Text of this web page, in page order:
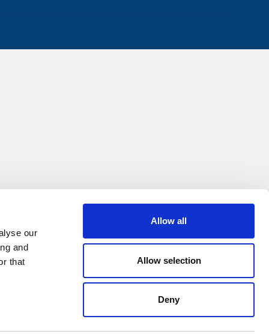
our
and
that
Allow all
Allow selection
Deny